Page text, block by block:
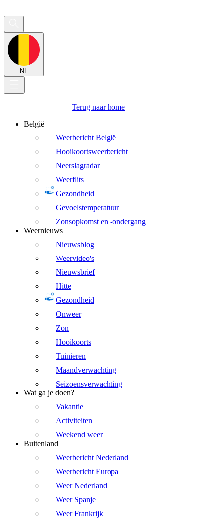
NL
Terug naar home
België
Weerbericht België
Hooikoortsweerbericht
Neerslagradar
Weerflits
Gezondheid
Gevoelstemperatuur
Zonsopkomst en -ondergang
Weernieuws
Nieuwsblog
Weervideo's
Nieuwsbrief
Hitte
Gezondheid
Onweer
Zon
Hooikoorts
Tuinieren
Maandverwachting
Seizoensverwachting
Wat ga je doen?
Vakantie
Activiteiten
Weekend weer
Buitenland
Weerbericht Nederland
Weerbericht Europa
Weer Nederland
Weer Spanje
Weer Frankrijk